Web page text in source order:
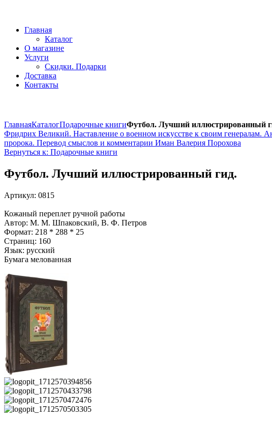
Главная
Каталог
О магазине
Услуги
Скидки. Подарки
Доставка
Контакты
ГлавнаяКаталогПодарочные книгиФутбол. Лучший иллюстрированный
Фридрих Великий. Наставление о военном искусстве к своим генералам.
пророка. Перевод смыслов и комментарии Иман Валерия Порохова
Вернуться к: Подарочные книги
Футбол. Лучший иллюстрированный гид.
Артикул: 0815
Кожаный переплет ручной работы
Автор: М. М. Шпаковский, В. Ф. Петров
Формат: 218 * 288 * 25
Страниц: 160
Язык: русский
Бумага мелованная